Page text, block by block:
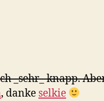
_sehr_ knapp.
, danke selkie